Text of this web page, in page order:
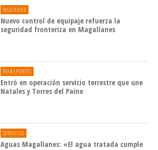
SEGURIDAD
Nuevo control de equipaje refuerza la
seguridad fronteriza en Magallanes
TRANSPORTES
Entró en operación servicio terrestre que une
Natales y Torres del Paine
SERVICIOS
Aguas Magallanes: «El agua tratada cumple